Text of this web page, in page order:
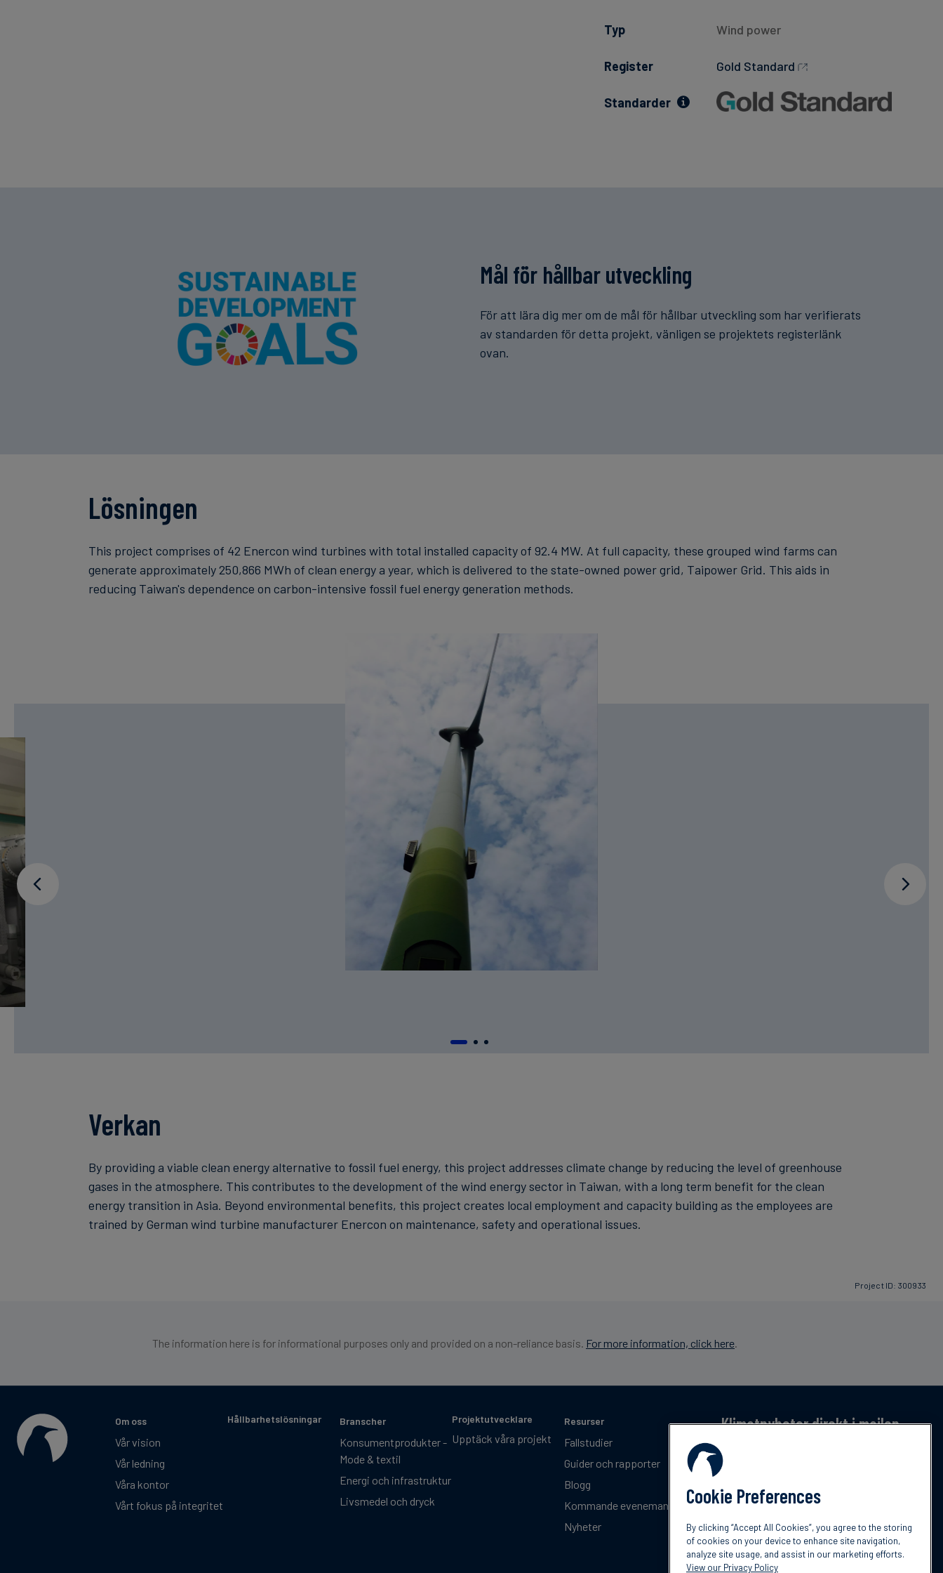
Typ Wind power
Register Gold Standard
Standarder
Mål för hållbar utveckling
För att lära dig mer om de mål för hållbar utveckling som har verifierats
av standarden för detta projekt, vänligen se projektets registerlänk
ovan.
Lösningen
This project comprises of 42 Enercon wind turbines with total installed capacity of 92.4 MW. At full capacity, these grouped wind farms can
generate approximately 250,866 MWh of clean energy a year, which is delivered to the state-owned power grid, Taipower Grid. This aids in
reducing Taiwan's dependence on carbon-intensive fossil fuel energy generation methods.
Verkan
By providing a viable clean energy alternative to fossil fuel energy, this project addresses climate change by reducing the level of greenhouse
gases in the atmosphere. This contributes to the development of the wind energy sector in Taiwan, with a long term benefit for the clean
energy transition in Asia. Beyond environmental benefits, this project creates local employment and capacity building as the employees are
trained by German wind turbine manufacturer Enercon on maintenance, safety and operational issues.
Project ID: 300933
The information here is for informational purposes only and provided on a non-reliance basis. For more information, click here.
Om oss
Vår vision
Vår ledning
Våra kontor
Vårt fokus på integritet
Hållbarhetslösningar Branscher
Konsumentprodukter -
Mode & textil
Energi och infrastruktur
Livsmedel och dryck
Projektutvecklare
Upptäck våra projekt
Resurser
Fallstudier
Guider och rapporter
Blogg
Kommande evenemang
Nyheter
Klimatnyheter direkt i mailen
Få en månatlig sammanfattning av de senaste
trenderna, nyheterna, innovationerna och
Prenumerera
Cookie Preferences
By clicking “Accept All Cookies”, you agree to the storing
of cookies on your device to enhance site navigation,
analyze site usage, and assist in our marketing efforts.
View our Privacy Policy